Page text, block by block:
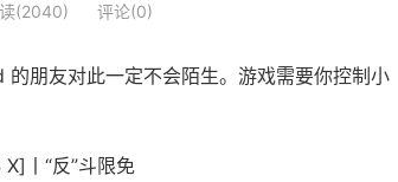
(2040) 评论(0)
朋友对此一定不会陌生。游戏需要你控制小